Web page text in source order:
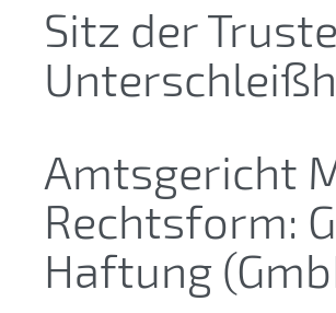
Sitz der
Amtsgericht
Rechtsform:
Haftung